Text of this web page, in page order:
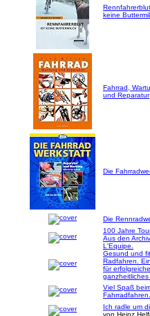
keine
Fahrrad,
und Reparatur
Die
Die
100 Jahre
Aus den
L'Equipe.
Gesund und
Radfahren.
für
Viel Spaß
Fahrradfahren.
Ich radle um
von Heinz